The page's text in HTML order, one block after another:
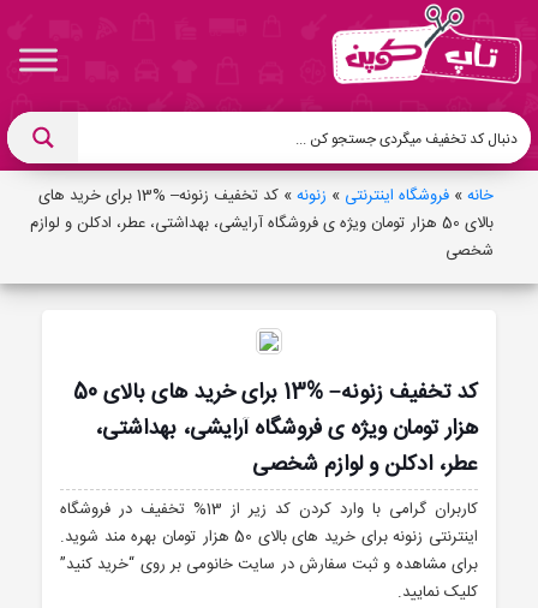
خانه» فروشگاه اینترنتی » زنونه»
کد تخفیف زنونه– %13 برای خرید های
بالای 50 هزار تومان ویژه ی فروشگاه آرایشی، بهداشتی، عطر، ادکلن و لوازم
شخصی
کد تخفیف زنونه– %13 برای خرید های بالای 50
هزار تومان ویژه ی فروشگاه آرایشی، بهداشتی،
عطر، ادکلن و لوازم شخصی
کاربران گرامی با وارد کردن کد زیر از 13% تخفیف در فروشگاه
اینترنتی زنونه برای خرید های بالای 50 هزار تومان بهره مند شوید.
برای مشاهده و ثبت سفارش در سایت خانومی بر روی “خرید کنید”
کلیک نمایید.